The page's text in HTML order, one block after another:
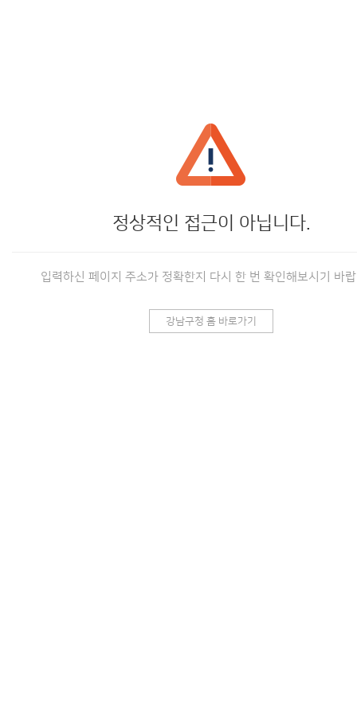
정상적인 접근이 아닙니다.
입력하신 페이지 주소가 정확한지 다시 한 번 확인해보시기 바
강남구청 홈 바로가기